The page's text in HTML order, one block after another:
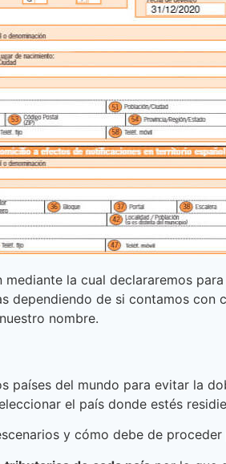
la cual declararemos
dependiendo de si contamos
nombre.
países del mundo para evitar la
el país donde estés
y cómo debe de